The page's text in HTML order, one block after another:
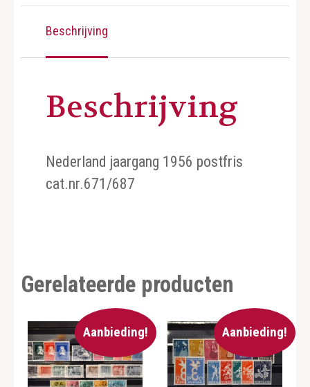
Beschrijving
Beschrijving
Nederland jaargang 1956 postfris
cat.nr.671/687
Gerelateerde producten
Aanbieding! Aanbieding!